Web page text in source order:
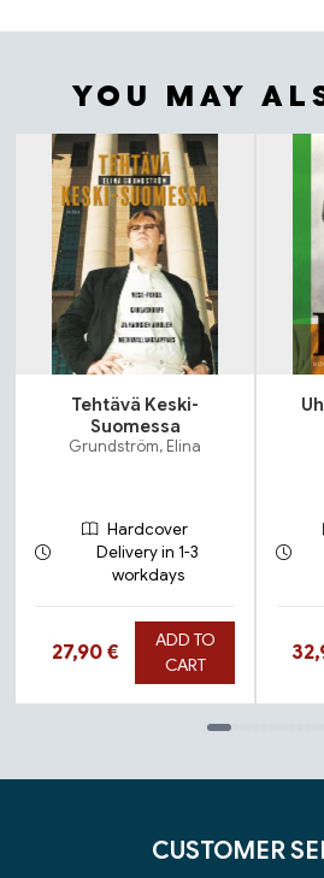
YOU MAY
Tuoteluettelon alku
Tehtävä Keski-
Suomessa
Grundström, Elina
Hardcover
Delivery in 1-3
workdays
Hinta nyt
27,90 €
ADD TO
CART
CUSTOMER